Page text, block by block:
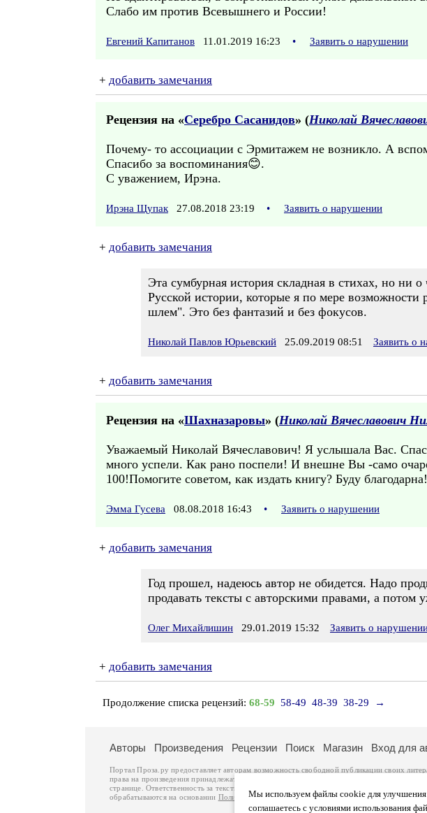
Слабо им против Всевышнего и России!
Евгений Капитанов 11.01.2019 16:23 • Заявить о нарушении
+ добавить замечания
Рецензия на «Серебро Сасанидов» (Николай
Почему- то ассоциации с Эрмитажем не возникло. А
Спасибо за воспоминания😊.
С уважением, Ирэна.
Ирэна Щупак 27.08.2018 23:19 • Заявить о нарушении
+ добавить замечания
Эта сумбурная история складная в стихах, но ни
Русской истории, которые я по мере
шлем". Это без фантазий и без фокусов.
Николай Павлов Юрьевский 25.09.2019 08:51 Заявить о
+ добавить замечания
Рецензия на «Шахназаровы» (Николай Вячеславович
Уважаемый Николай Вячеславович! Я услышала Вас.
много успели. Как рано поспели! И внешне Вы -само
100!Помогите советом, как издать книгу? Буду
Эмма Гусева 08.08.2018 16:43 • Заявить о нарушении
+ добавить замечания
Год прошел, надеюсь автор не обидется. Надо
продавать тексты с авторскими правами, а потом
Олег Михайлишин 29.01.2019 15:32 Заявить о
+ добавить замечания
Продолжение списка рецензий: 68-59 58-49 48-39 38-29 →
Мы используем файлы cookie для улучшения
соглашаетесь с условиями использования
Авторы Произведения Рецензии Поиск Магазин Вход для
Портал Проза.ру предоставляет авторам возможность свободной публикации своих
права на произведения принадлежат авторам и охраняются
. Перепечатка
странице. Ответственность за тексты произведений авторы несут самостоятельно на
обрабатываются на основании Политики обработки персональных данных. Вы также